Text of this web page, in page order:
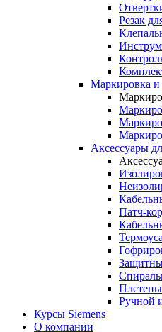
Резак
Маркировка и
Аксессуары
Патч-
Ручной
Курсы Siemens
О компании